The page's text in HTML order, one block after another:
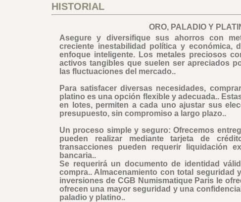
HISTORIAL
ORO, PALADIO Y
Asegure y diversifique sus ahorros con
creciente inestabilidad política y económica,
enfoque inteligente. Los metales preciosos
activos tangibles que suelen ser apreciados
las fluctuaciones del mercado..
Para satisfacer diversas necesidades,
platino es una opción flexible y adecuada..
en lotes, permiten a cada uno ajustar sus
presupuesto, sin compromiso a largo plazo..
Un proceso simple y seguro: Ofrecemos
pueden realizar mediante tarjeta de
transacciones pueden requerir liquidación
bancaria..
Se requerirá un documento de identidad
compra.. Almacenamiento con total seguridad
inversiones de CGB Numismatique Paris le
ofrecen una mayor seguridad y una
paladio y platino..